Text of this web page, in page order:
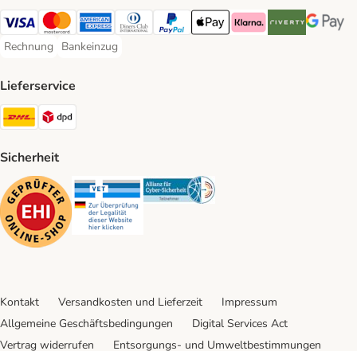
Visa Payment Method
Mastercard Payment Method
American Express Payment Method
Diners Club Payment Method
PayPal Payment Method
Apple Pay Payment Method
Klarna Payment Method
Riverty Payment
Google
Rechnung
Rechnung Payment Method
Bankeinzug
Bankeinzug Payment Method
Lieferservice
DHL Shipping Method
Sicherheit
Security Security Security
Kontakt Versandkosten und Lieferzeit
Impressum
Allgemeine Geschäftsbedingungen
Digital Services Act
Vertrag widerrufen
Entsorgungs- und Umweltbestimmungen